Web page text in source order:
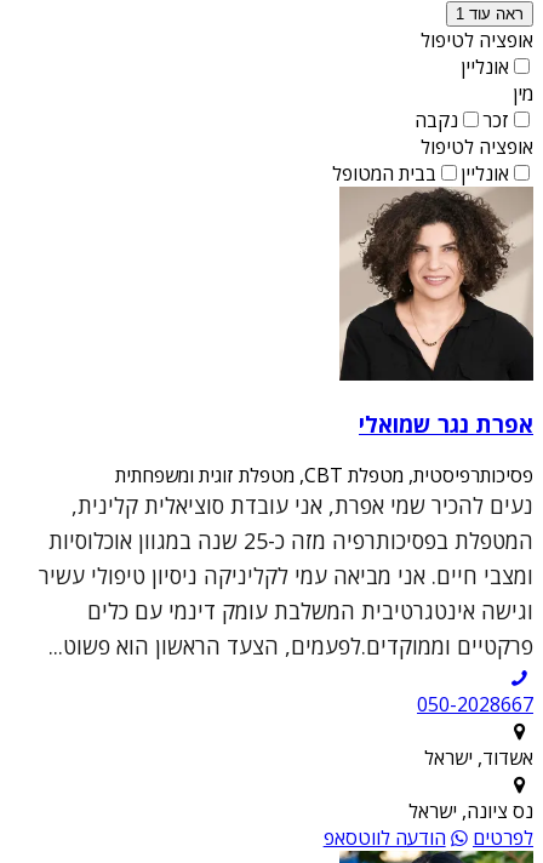
ראה עוד 1
אופציה לטיפול
אונליין
מין
זכר
נקבה
אופציה לטיפול
אונליין
בבית המטופל
אפרת נגר שמואלי
פסיכותרפיסטית, מטפלת CBT, מטפלת זוגית ומשפחתית
נעים להכיר שמי אפרת, אני עובדת סוציאלית קלינית,
המטפלת בפסיכותרפיה מזה כ-25 שנה במגוון אוכלוסיות
ומצבי חיים. אני מביאה עמי לקליניקה ניסיון טיפולי עשיר
וגישה אינטגרטיבית המשלבת עומק דינמי עם כלים
פרקטיים וממוקדים.לפעמים, הצעד הראשון הוא פשוט...
050-2028667
אשדוד, ישראל
נס ציונה, ישראל
לפרטים
הודעה לווטסאפ